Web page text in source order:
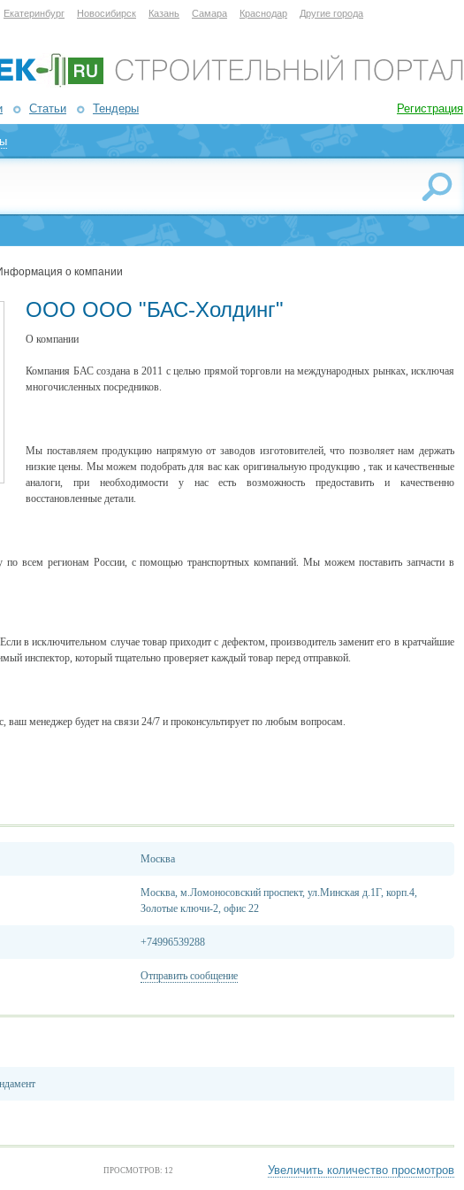
Екатеринбург Новосибирск Казань Самара Краснодар Другие города
Статьи Тендеры Регистрация
о компании
ООО ООО "БАС-Холдинг"
О компании
Компания БАС создана в 2011 с целью прямой торговли на международных рынках, исключая
многочисленных посредников.
Мы поставляем продукцию напрямую от заводов изготовителей, что позволяет нам держать
низкиецены. Мы можем подобрать для вас как оригинальную продукцию , так и качественные
аналоги, при необходимости у нас есть возможность предоставить и качественно
восстановленные детали.
по всем регионам России, с помощью транспортных компаний. Мы можем поставить запчасти в
в исключительном случае товар приходит с дефектом, производитель заменит его в кратчайшие
инспектор, который тщательно проверяет каждый товар перед отправкой.
, ваш менеджер будет на связи 24/7 и проконсультирует по любым вопросам.
Москва
Москва, м.Ломоносовский проспект, ул.Минская д.1Г, корп.4,
Золотые ключи-2, офис 22
+74996539288
Отправить сообщение
ПРОСМОТРОВ: 12 Увеличить количество просмотров